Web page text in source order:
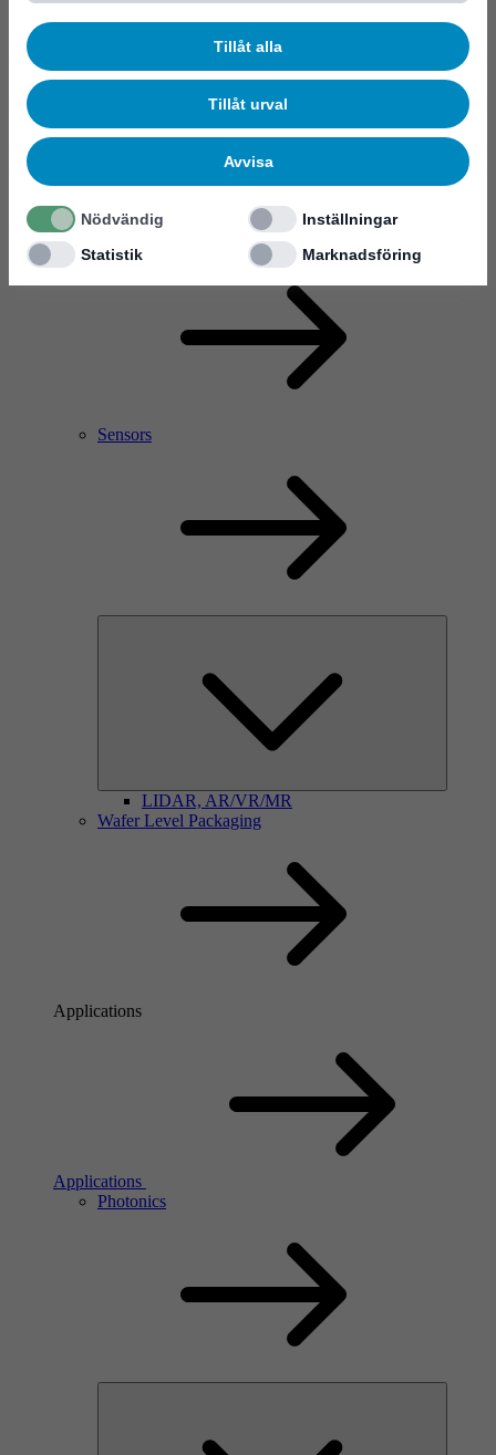
Tillåt alla
Tillåt urval
Avvisa
Nödvändig
Inställningar
Statistik
Marknadsföring
RF Power Amplifier & Microwave Device
Sensors
LIDAR, AR/VR/MR
Wafer Level Packaging
Applications
Applications
Photonics